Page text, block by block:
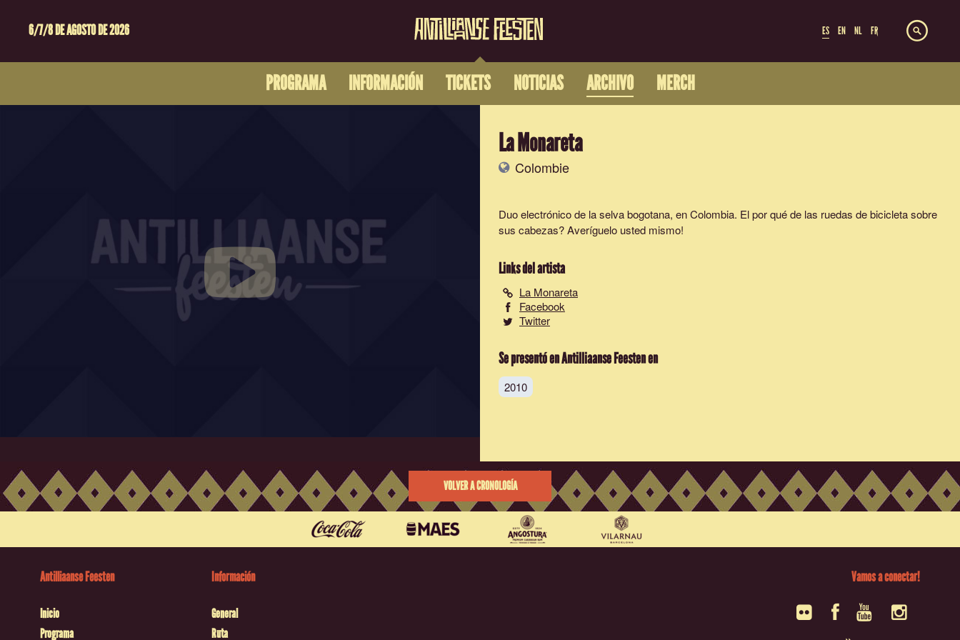
6/7/8 DE AGOSTO DE 2026 ES EN NL FR
PROGRAMA INFORMACIÓN TICKETS NOTICIAS ARCHIVO MERCH
La Monareta
Colombie
Duo electrónico de la selva bogotana, en Colombia. El por qué de las ruedas de bicicleta sobre
sus cabezas? Averíguelo usted mismo!
Links del artista
La Monareta
Facebook
Twitter
Se presentó en Antilliaanse Feesten en
2010
VOLVER A CRONOLOGÍA
Antilliaanse Feesten
Inicio
Programa
Información
General
Ruta
Vamos a conectar!